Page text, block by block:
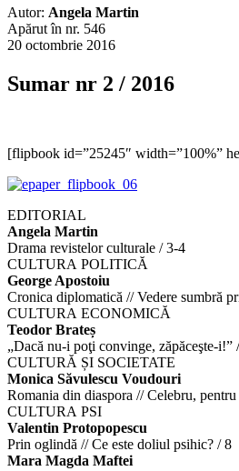
Autor: Angela Martin
Apărut în nr. 546
20 octombrie 2016
Sumar nr 2 / 2016
[flipbook id=”25245″ width=”100%”
EDITORIAL
Angela Martin
Drama revistelor culturale / 3-4
CULTURA POLITICĂ
George Apostoiu
Cronica diplomatică // Vedere sumbră
CULTURA ECONOMICĂ
Teodor Brateș
„Dacă nu-i poţi convinge, zăpăceşte-i!”
CULTURĂ ȘI SOCIETATE
Monica Săvulescu Voudouri
Romania din diaspora // Celebru,
CULTURA PSI
Valentin Protopopescu
Prin oglindă // Ce este doliul psihic? / 8
Mara Magda Maftei